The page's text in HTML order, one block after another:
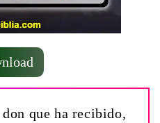
que ha recibido,